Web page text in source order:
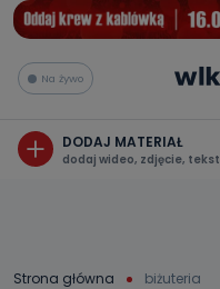
Na żywo
DODAJ MATERIAŁ
dodaj wideo, zdjęcie, tekst
Strona główna biżuteria